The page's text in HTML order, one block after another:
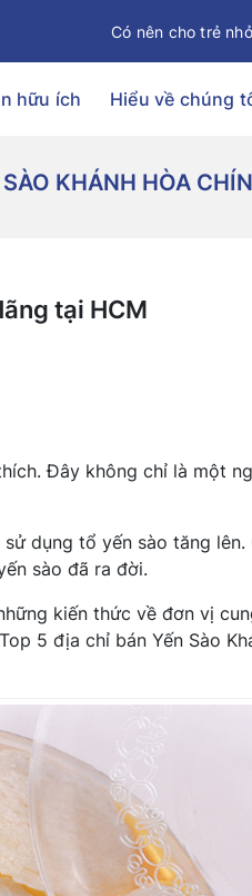
Có nên cho trẻ
hữu ích Hiểu về chúng
KHÁNH HÒA
tại HCM
Đây không chỉ là một
dụng tổ yến sào tăng
sào đã ra đời.
kiến thức về đơn vị
5 địa chỉ bán Yến Sào